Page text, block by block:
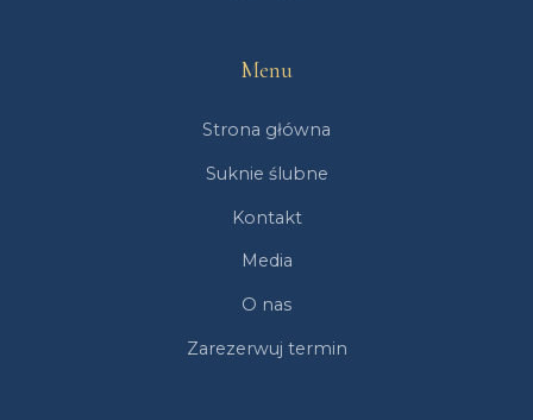
Menu
Strona główna
Suknie ślubne
Kontakt
Media
O nas
Zarezerwuj termin